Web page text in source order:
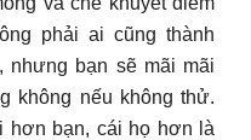
phải ai cũng thành
nhưng bạn sẽ mãi mãi
không nếu không thử.
hơn bạn, cái họ hơn là